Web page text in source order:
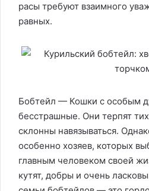
расы требуют взаимного
равных.
Бобтейл — Кошки с особым
бесстрашные. Они терпят
склонны навязываться.
особенно хозяев, которых
главным человеком своей
кутят, добры и очень